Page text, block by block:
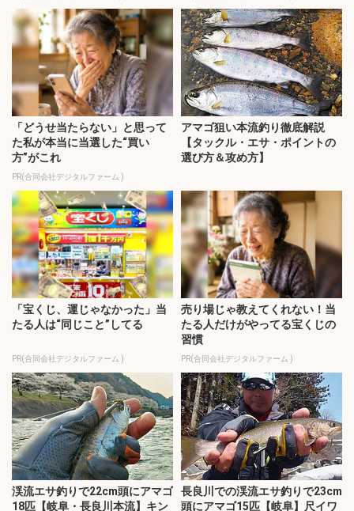
「どうせ当たらない」と思って
た私が本当に当選した“買い
方”がこれ
PR(合同会社デジタルファーム )
アマゴ狙い本流釣り徹底解説
【タックル・エサ・ポイントの
選び方＆攻め方】
「宝くじ、運じゃなかった」当
たる人は“同じこと”してる
PR(合同会社デジタルファーム )
売り場じゃ教えてくれない！当
たる人だけがやってる宝くじの
習慣
PR(合同会社デジタルファーム )
渓流エサ釣りで22cm頭にアマゴ
18匹【岐阜・長良川本流】キン
長良川での渓流エサ釣りで23cm
頭にアマゴ15匹【岐阜】尺イワ